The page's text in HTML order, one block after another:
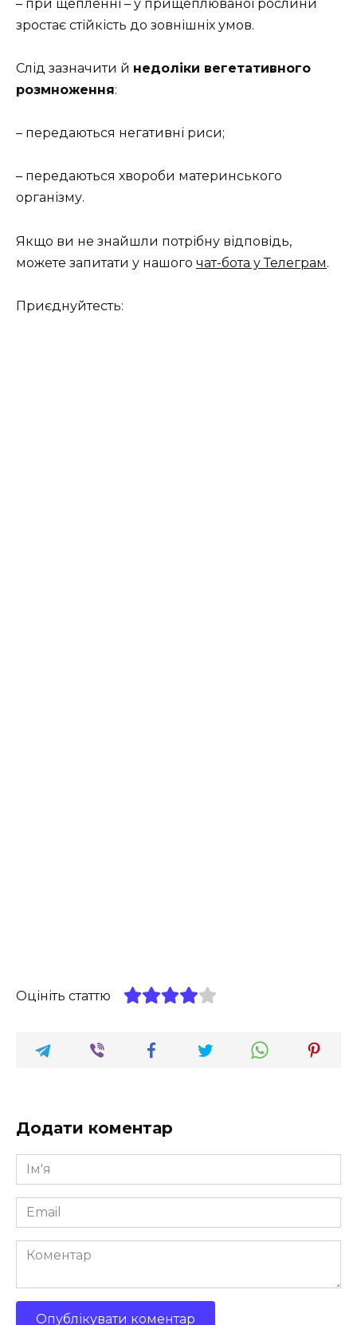
– при щепленні – у прищеплюваної рослини
зростає стійкість до зовнішніх умов.
Слід зазначити й недоліки вегетативного
розмноження:
– передаються негативні риси;
– передаються хвороби материнського
організму.
Якщо ви не знайшли потрібну відповідь,
можете запитати у нашого чат-бота у Телеграм.
Приєднуйтесть:
Оцініть статтю
Додати коментар
Ім'я
*
Email
*
Коментар